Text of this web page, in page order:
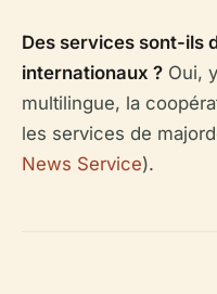
Des services sont-ils
internationaux ? Oui,
multilingue, la
les services de
News Service).